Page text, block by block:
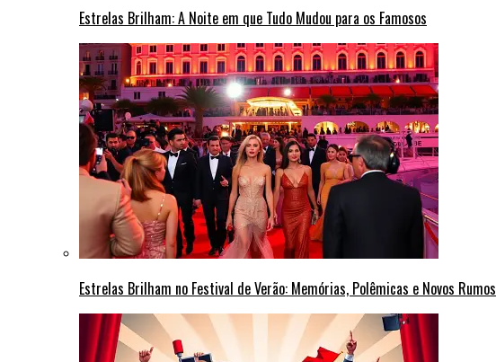
Estrelas Brilham: A Noite em que Tudo Mudou para os Famosos
Estrelas Brilham no Festival de Verão: Memórias, Polêmicas e Novos Rumos